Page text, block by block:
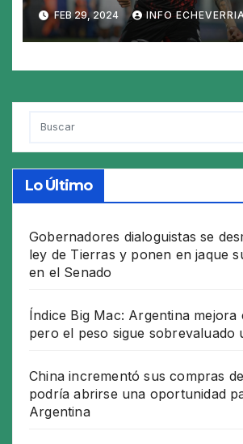
FEB 29, 2024 INFO
Lo Último
Gobernadores dialoguistas se
ley de Tierras y ponen en jaque
en el Senado
Índice Big Mac: Argentina mejora
pero el peso sigue sobrevaluado
China incrementó sus compras
podría abrirse una oportunidad
Argentina